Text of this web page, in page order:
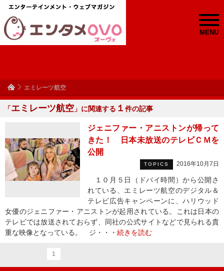
MENU
エミレーツ航空
「エミレーツ航空 」に関連する １ 件の記事
ジェニファー・アニストンが帰って
きた！ 日本未放送のテレビＣＭを
公開
TOPICS 2016年10月7日
１０月５日（ドバイ時間）から公開さ
れている、エミレーツ航空のデジタル＆
テレビ広告キャンペーンに、ハリウッド
女優のジェニファー・アニストンが起用されている。これは日本の
テレビでは放送されておらず、同社の公式サイトなどで見られる貴
重な映像となっている。 ジ・・・ 続きを読む
1